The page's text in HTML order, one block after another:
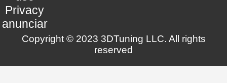
Privacy
anunciar
Copyright © 2023 3DTuning LLC. All rights
reserved